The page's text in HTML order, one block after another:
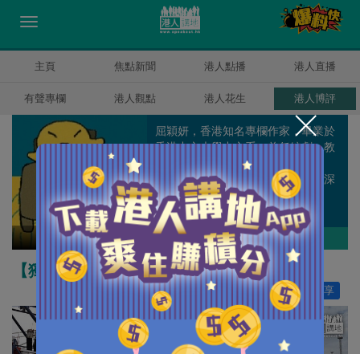
主頁 焦點新聞 港人點播 港人直播
有聲專欄 港人觀點 港人花生 港人博評
屈穎妍
屈穎妍，香港知名專欄作家，畢業於
香港中文大學中文系，曾任編劇、教
師、記者、周刊副總編輯和雜誌顧
問，著有《怪獸家長》一書，文章深
受港爸港媽歡迎。
作者其他博評
【獨家文章】錘子的眼中釘
分享
51